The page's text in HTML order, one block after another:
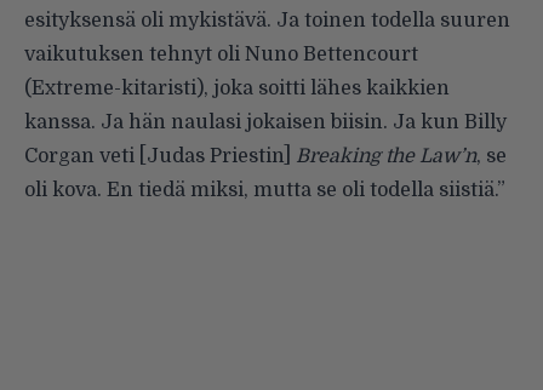
esityksensä oli mykistävä. Ja toinen todella suuren
vaikutuksen tehnyt oli Nuno Bettencourt
(Extreme-kitaristi), joka soitti lähes kaikkien
kanssa. Ja hän naulasi jokaisen biisin. Ja kun Billy
Corgan veti [Judas Priestin] Breaking the Law’n, se
oli kova. En tiedä miksi, mutta se oli todella siistiä.”